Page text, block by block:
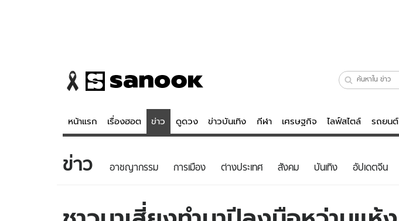
หน้าแรก เรื่องฮอต ข่าว ดูดวง ข่าวบันเทิง กีฬา เศรษฐกิจ ไลฟ์สไตล์ รถยนต์
ข่าว ดูดวง - ตรวจหวย ไลฟ์สไตล์
ข่าว อาชญากรรม การเมือง ต่างประเทศ สังคม บันเทิง อัปเดตจีน